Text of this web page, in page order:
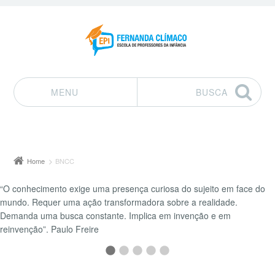
MENU
BUSCA
Home BNCC
“O conhecimento exige uma presença curiosa do sujeito em face do
mundo. Requer uma ação transformadora sobre a realidade.
Demanda uma busca constante. Implica em invenção e em
reinvenção”. Paulo Freire